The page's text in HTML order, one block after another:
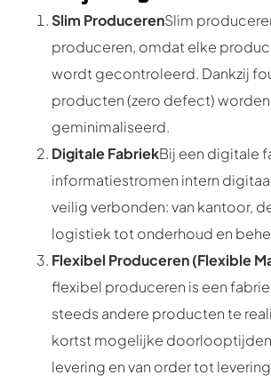
Slim ProducerenSlim
produceren, omdat elke
wordt gecontroleerd. Dankzij
producten (zero defect)
geminimaliseerd.
Digitale FabriekBij een digitale
informatiestromen intern
veilig verbonden: van kantoor,
logistiek tot onderhoud en
Flexibel Produceren (Flexible
flexibel produceren is een
steeds andere producten te
kortst mogelijke
levering en van order tot